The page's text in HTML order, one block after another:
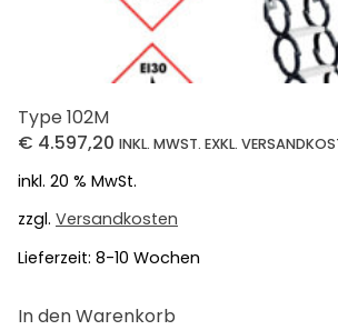
Type 102M
€ 4.597,20 INKL. MWST. EXKL.
inkl. 20 % MwSt.
zzgl. Versandkosten
Lieferzeit: 8-10 Wochen
In den Warenkorb